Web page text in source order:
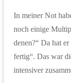
In meiner Not
noch einige
denen?“ Da hat
fertig“. Das war
intensiver